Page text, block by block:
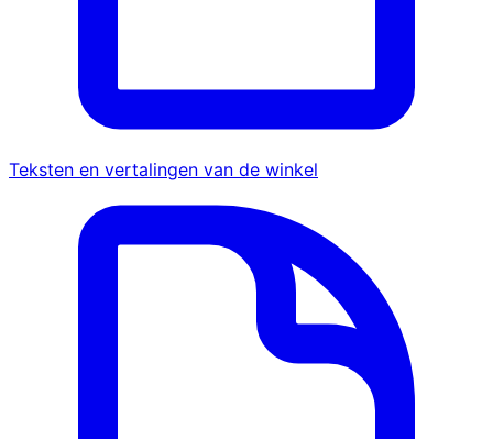
Teksten en vertalingen van de winkel